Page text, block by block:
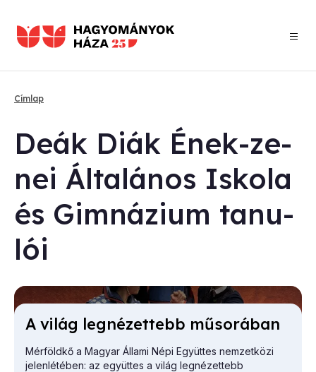
tartalomra
Címlap
De­ák Di­ák Ének-ze­
nei Ál­ta­lá­nos Is­ko­la
és Gim­ná­zi­um ta­nu­
lói
A vi­lág leg­né­zet­tebb mű­so­rá­ban
Mérföldkő a Magyar Állami Népi Együttes nemzetközi
jelenlétében: az együttes a világ legnézettebb